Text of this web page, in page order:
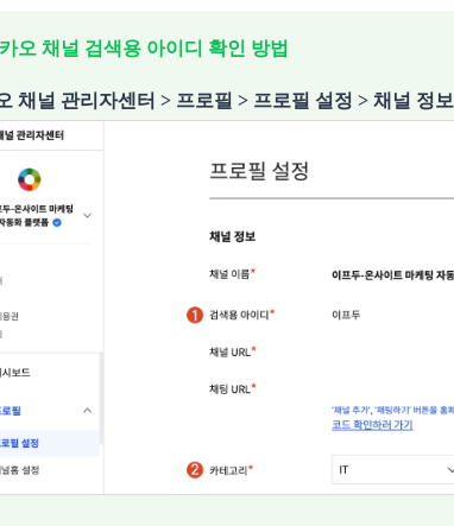
오 채널 검색용 아이디 확인 방법
채널 관리자센터 > 프로필 > 프로필 설정 > 채널 정보